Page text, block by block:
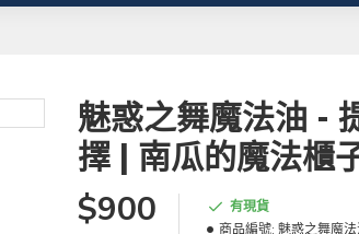
魅惑之舞魔法油 -
擇 | 南瓜的魔法櫃
$900
有現貨
商品編號: 魅惑之舞魔